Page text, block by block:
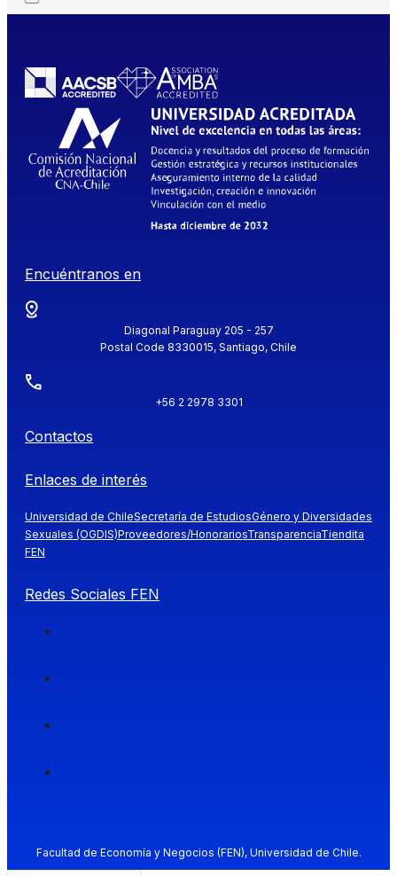
Encuéntranos en
Diagonal Paraguay 205 - 257
Postal Code 8330015, Santiago, Chile
+56 2 2978 3301
Contactos
Enlaces de interés
Universidad de ChileSecretaría de EstudiosGénero y Diversidades
Sexuales (OGDIS)Proveedores/HonorariosTransparenciaTiendita
FEN
Redes Sociales FEN
Facultad de Economía y Negocios (FEN), Universidad de Chile.